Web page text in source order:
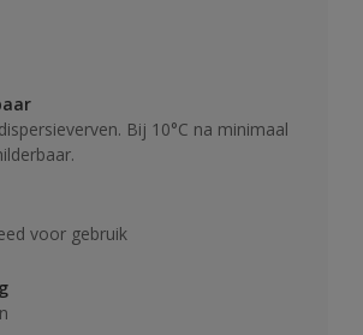
Bij 10°C na minimaal
voor gebruik